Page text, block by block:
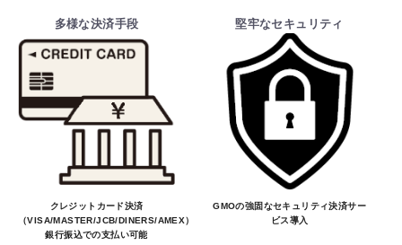
多様な決済手段
クレジットカード決済
（VISA/MASTER/JCB/DINERS/AMEX）、
銀行振込での支払い可能
堅牢なセキュリティ
GMOの強固なセキュリティ決済サー
ビス導入